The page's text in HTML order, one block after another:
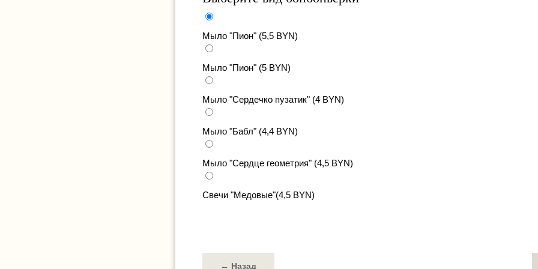
Мыло "Пион" (5,5 BYN)
Мыло "Пион" (5 BYN)
Мыло "Сердечко пузатик" (4 BYN)
Мыло "Бабл" (4,4 BYN)
Мыло "Сердце геометрия" (4,5 BYN)
Свечи "Медовые"(4,5 BYN)
← Назад